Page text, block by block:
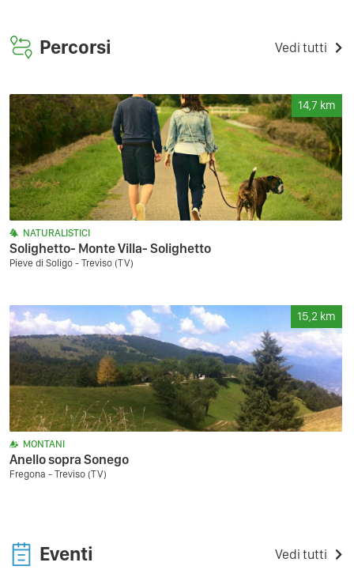
Percorsi Vedi tutti
14,7 km
NATURALISTICI
Solighetto- Monte Villa- Solighetto
Pieve di Soligo - Treviso (TV)
15,2 km
MONTANI
Anello sopra Sonego
Fregona - Treviso (TV)
Eventi Vedi tutti